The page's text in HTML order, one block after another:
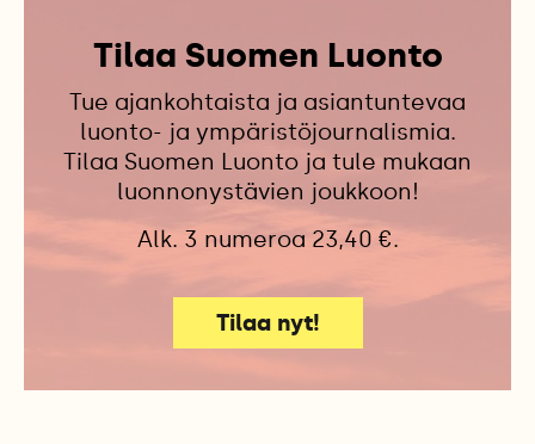
Tilaa Suomen Luonto
Tue ajankohtaista ja asiantuntevaa
luonto- ja ympäristöjournalismia.
Tilaa Suomen Luonto ja tule mukaan
luonnonystävien joukkoon!
Alk. 3 numeroa 23,40 €.
Tilaa nyt!